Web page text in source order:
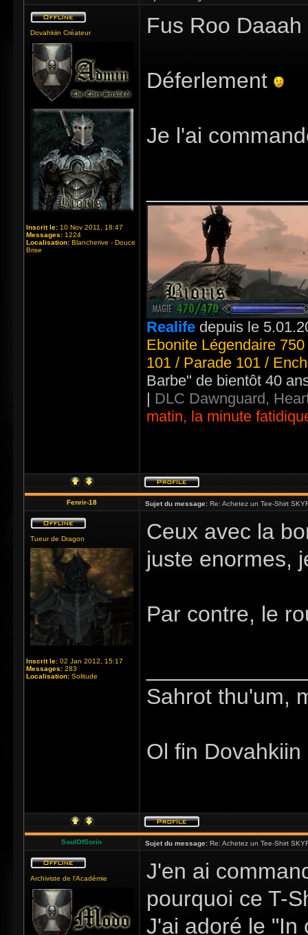
Dovahkiin Créateur
Inscrit le: 10 Nov 2011, 18:47
Messages: 1224
Localisation: Blancherive - Douce
Brise
Fus Roo Daaah
Déferlement
Je l'ai
Realife depuis le
Ebonite Légendaire
101 / Parade 101 /
Barbe" de bientôt 40
| DLC Dawnguard,
matin, la minute
Fenrir-18 Sujet du message: Re: Achetez un Tee-Shirt
Tueur de Dragon
Inscrit le: 02 Jan 2012, 15:17
Messages: 283
Localisation: Solitude
Ceux avec la
juste enormes,
Par contre, le
Sahrot thu'um,
Ol fin
SoulOfSorin Sujet du message: Re: Achetez un Tee-Shirt
Archiviste de l'Académie
J'en ai
pourquoi ce T-
J'ai adoré le "In